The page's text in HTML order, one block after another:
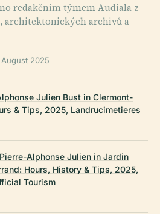
redakčním týmem Audiala z
architektonických archivů a
2025
Julien Bust in Clermont-
& Tips, 2025, Landrucimetieres
Alphonse Julien in Jardin
Hours, History & Tips, 2025,
Tourism